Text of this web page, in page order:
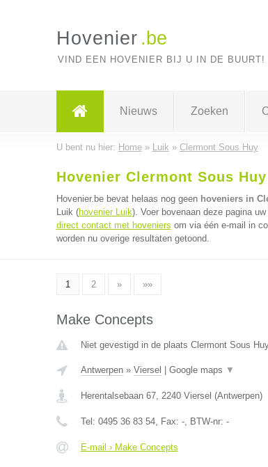
Hovenier .be
VIND EEN HOVENIER BIJ U IN DE BUURT!
Nieuws Zoeken
U bent nu hier: Home» Luik » Clermont Sous Huy
Hovenier Clermont Sous Huy
Hovenier.be bevat helaas nog geen hoveniers in
Luik (hovenier Luik). Voer bovenaan deze pagina
direct contact met hoveniers om via één e-mail in
worden nu overige resultaten getoond.
1 2 » »»
Make Concepts
Niet gevestigd in de plaats Clermont Sous
Antwerpen» Viersel Google maps ▼
Herentalsebaan 67, 2240 Viersel (Antwerpen)
Tel: 0495 36 83 54, Fax: -, BTW-nr: -
E-mail › Make Concepts